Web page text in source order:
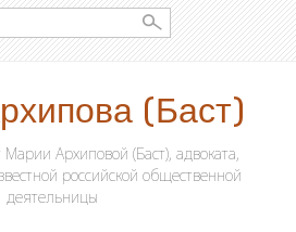
(Баст)
Архиповой (Баст), адвоката,
российской общественной
деятельницы